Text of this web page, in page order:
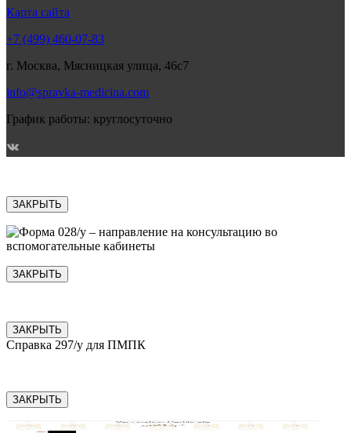
Карта сайта
+7 (499) 460-07-83
г. Москва, Мясницкая улица, 46с7
info@spravka-medicina.com
График работы: круглосуточно
ЗАКРЫТЬ
ЗАКРЫТЬ
ЗАКРЫТЬ
Справка 297/у для ПМПК
ЗАКРЫТЬ